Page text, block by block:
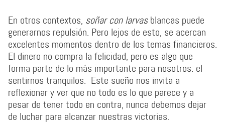
En otros contextos, soñar con larvas blancas puede
generarnos repulsión. Pero lejos de esto, se acercan
excelentes momentos dentro de los temas financieros.
El dinero no compra la felicidad, pero es algo que
forma parte de lo más importante para nosotros: el
sentirnos tranquilos. Este sueño nos invita a
reflexionar y ver que no todo es lo que parece y a
pesar de tener todo en contra, nunca debemos dejar
de luchar para alcanzar nuestras victorias.